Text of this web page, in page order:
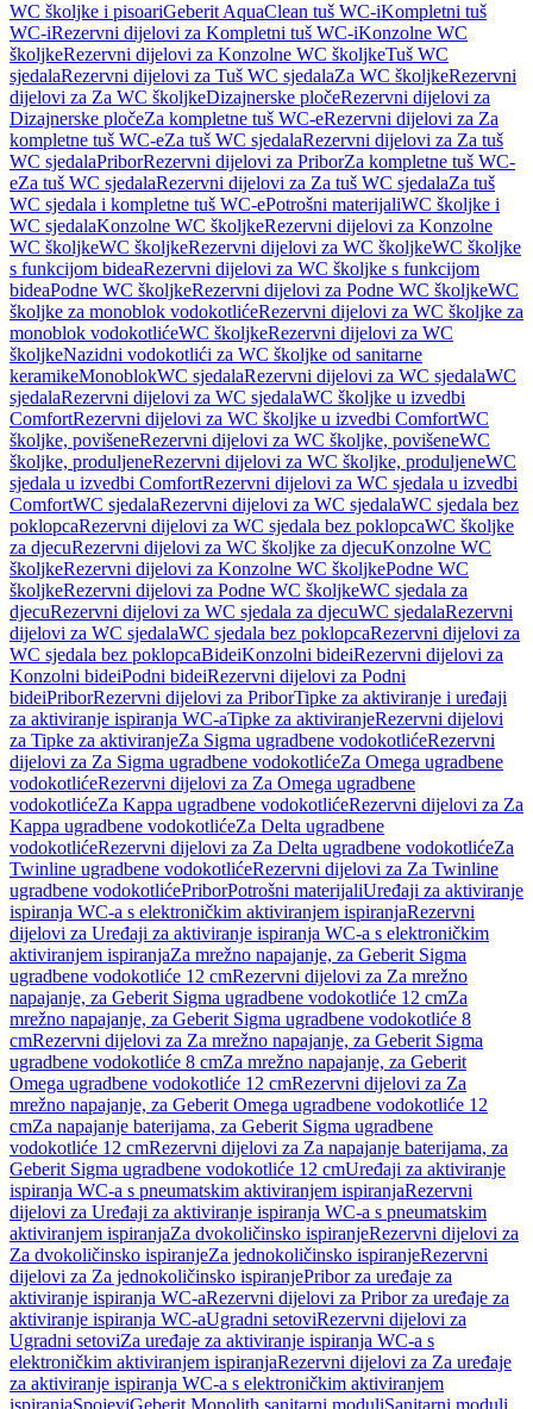
WC školjke i pisoariGeberit AquaClean tuš WC-iKompletni tuš
WC-iRezervni dijelovi za Kompletni tuš WC-iKonzolne WC
školjkeRezervni dijelovi za Konzolne WC školjkeTuš WC
sjedalaRezervni dijelovi za Tuš WC sjedalaZa WC školjkeRezervni
dijelovi za Za WC školjkeDizajnerske pločeRezervni dijelovi za
Dizajnerske pločeZa kompletne tuš WC-eRezervni dijelovi za Za
kompletne tuš WC-eZa tuš WC sjedalaRezervni dijelovi za Za tuš
WC sjedalaPriborRezervni dijelovi za PriborZa kompletne tuš WC-
eZa tuš WC sjedalaRezervni dijelovi za Za tuš WC sjedalaZa tuš
WC sjedala i kompletne tuš WC-ePotrošni materijaliWC školjke i
WC sjedalaKonzolne WC školjkeRezervni dijelovi za Konzolne
WC školjkeWC školjkeRezervni dijelovi za WC školjkeWC školjke
s funkcijom bideaRezervni dijelovi za WC školjke s funkcijom
bideaPodne WC školjkeRezervni dijelovi za Podne WC školjkeWC
školjke za monoblok vodokotlićeRezervni dijelovi za WC školjke za
monoblok vodokotlićeWC školjkeRezervni dijelovi za WC
školjkeNazidni vodokotlići za WC školjke od sanitarne
keramikeMonoblokWC sjedalaRezervni dijelovi za WC sjedalaWC
sjedalaRezervni dijelovi za WC sjedalaWC školjke u izvedbi
ComfortRezervni dijelovi za WC školjke u izvedbi ComfortWC
školjke, povišeneRezervni dijelovi za WC školjke, povišeneWC
školjke, produljeneRezervni dijelovi za WC školjke, produljeneWC
sjedala u izvedbi ComfortRezervni dijelovi za WC sjedala u izvedbi
ComfortWC sjedalaRezervni dijelovi za WC sjedalaWC sjedala bez
poklopcaRezervni dijelovi za WC sjedala bez poklopcaWC školjke
za djecuRezervni dijelovi za WC školjke za djecuKonzolne WC
školjkeRezervni dijelovi za Konzolne WC školjkePodne WC
školjkeRezervni dijelovi za Podne WC školjkeWC sjedala za
djecuRezervni dijelovi za WC sjedala za djecuWC sjedalaRezervni
dijelovi za WC sjedalaWC sjedala bez poklopcaRezervni dijelovi za
WC sjedala bez poklopcaBideiKonzolni bideiRezervni dijelovi za
Konzolni bideiPodni bideiRezervni dijelovi za Podni
bideiPriborRezervni dijelovi za PriborTipke za aktiviranje i uređaji
za aktiviranje ispiranja WC-aTipke za aktiviranjeRezervni dijelovi
za Tipke za aktiviranjeZa Sigma ugradbene vodokotlićeRezervni
dijelovi za Za Sigma ugradbene vodokotlićeZa Omega ugradbene
vodokotlićeRezervni dijelovi za Za Omega ugradbene
vodokotlićeZa Kappa ugradbene vodokotlićeRezervni dijelovi za Za
Kappa ugradbene vodokotlićeZa Delta ugradbene
vodokotlićeRezervni dijelovi za Za Delta ugradbene vodokotlićeZa
Twinline ugradbene vodokotlićeRezervni dijelovi za Za Twinline
ugradbene vodokotlićePriborPotrošni materijaliUređaji za aktiviranje
ispiranja WC-a s elektroničkim aktiviranjem ispiranjaRezervni
dijelovi za Uređaji za aktiviranje ispiranja WC-a s elektroničkim
aktiviranjem ispiranjaZa mrežno napajanje, za Geberit Sigma
ugradbene vodokotliće 12 cmRezervni dijelovi za Za mrežno
napajanje, za Geberit Sigma ugradbene vodokotliće 12 cmZa
mrežno napajanje, za Geberit Sigma ugradbene vodokotliće 8
cmRezervni dijelovi za Za mrežno napajanje, za Geberit Sigma
ugradbene vodokotliće 8 cmZa mrežno napajanje, za Geberit
Omega ugradbene vodokotliće 12 cmRezervni dijelovi za Za
mrežno napajanje, za Geberit Omega ugradbene vodokotliće 12
cmZa napajanje baterijama, za Geberit Sigma ugradbene
vodokotliće 12 cmRezervni dijelovi za Za napajanje baterijama, za
Geberit Sigma ugradbene vodokotliće 12 cmUređaji za aktiviranje
ispiranja WC-a s pneumatskim aktiviranjem ispiranjaRezervni
dijelovi za Uređaji za aktiviranje ispiranja WC-a s pneumatskim
aktiviranjem ispiranjaZa dvokoličinsko ispiranjeRezervni dijelovi za
Za dvokoličinsko ispiranjeZa jednokoličinsko ispiranjeRezervni
dijelovi za Za jednokoličinsko ispiranjePribor za uređaje za
aktiviranje ispiranja WC-aRezervni dijelovi za Pribor za uređaje za
aktiviranje ispiranja WC-aUgradni setoviRezervni dijelovi za
Ugradni setoviZa uređaje za aktiviranje ispiranja WC-a s
elektroničkim aktiviranjem ispiranjaRezervni dijelovi za Za uređaje
za aktiviranje ispiranja WC-a s elektroničkim aktiviranjem
ispiranjaSpojeviGeberit Monolith sanitarni moduliSanitarni moduli